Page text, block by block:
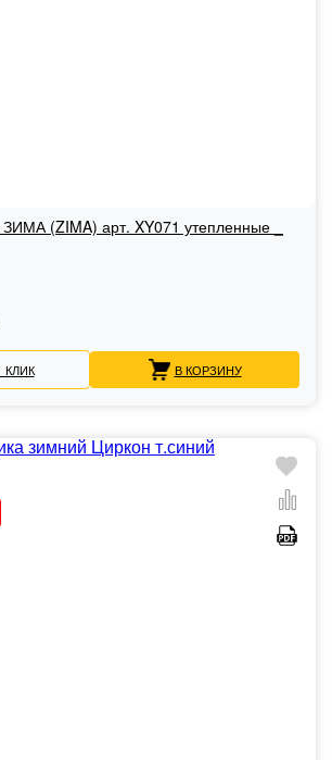
(ZIMA) арт. XY071 утепленные _
КЛИК В КОРЗИНУ